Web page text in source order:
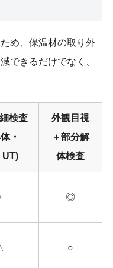
め、保温材の取り外
できるだけでなく、
検査
・
UT)
外観目視
＋部分解
体検査
◎
○